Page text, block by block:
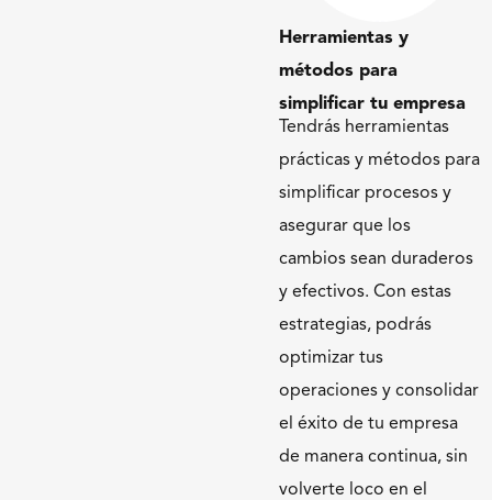
Herramientas y
métodos para
simplificar tu empresa
Tendrás herramientas
prácticas y métodos para
simplificar procesos y
asegurar que los
cambios sean duraderos
y efectivos. Con estas
estrategias, podrás
optimizar tus
operaciones y consolidar
el éxito de tu empresa
de manera continua, sin
volverte loco en el